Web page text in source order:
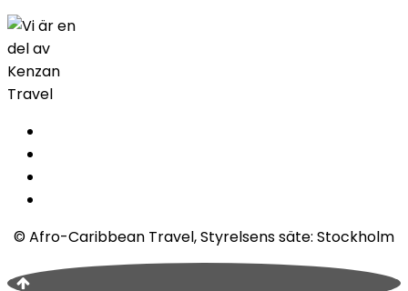
© Afro-Caribbean Travel, Styrelsens säte: Stockholm